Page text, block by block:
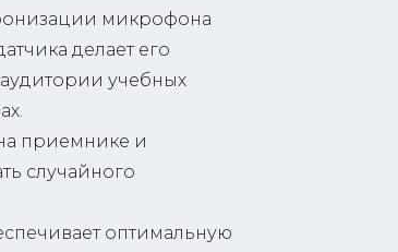
микрофона
делает его
учебных
приемнике и
случайного
оптимальную